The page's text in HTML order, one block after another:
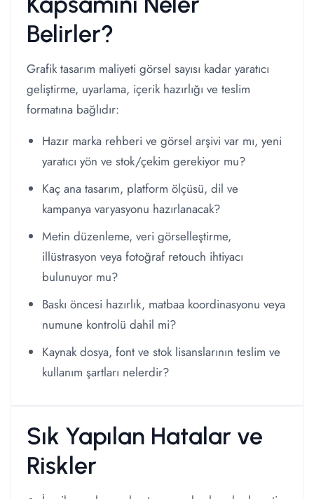
Belirler?
Grafik tasarım maliyeti görsel sayısı kadar yaratıcı
geliştirme, uyarlama, içerik hazırlığı ve teslim
formatına bağlıdır:
Hazır marka rehberi ve görsel arşivi var mı, yeni
yaratıcı yön ve stok/çekim gerekiyor mu?
Kaç ana tasarım, platform ölçüsü, dil ve
kampanya varyasyonu hazırlanacak?
Metin düzenleme, veri görselleştirme,
illüstrasyon veya fotoğraf retouch ihtiyacı
bulunuyor mu?
Baskı öncesi hazırlık, matbaa koordinasyonu veya
numune kontrolü dahil mi?
Kaynak dosya, font ve stok lisanslarının teslim ve
kullanım şartları nelerdir?
Sık Yapılan Hatalar ve
Riskler